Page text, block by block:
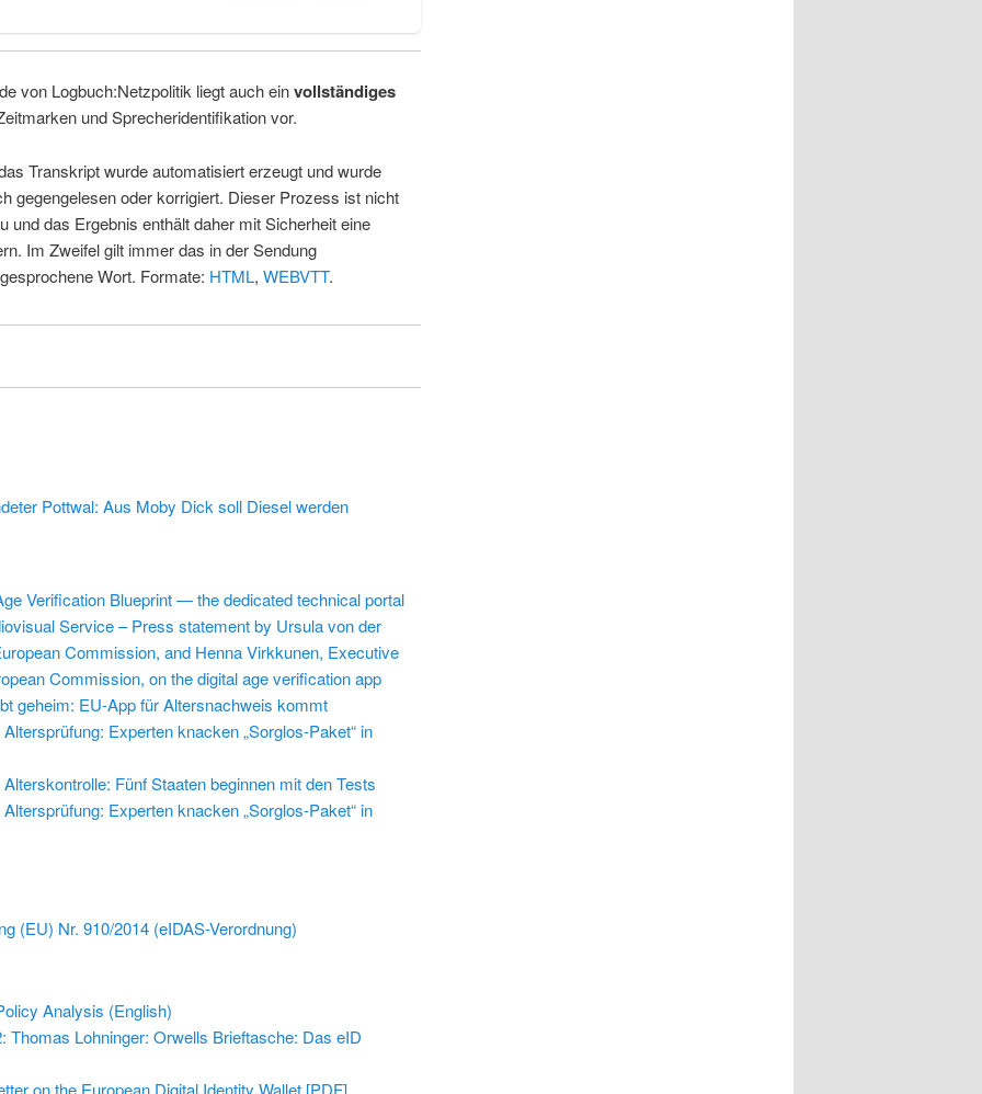
von Logbuch:Netzpolitik liegt auch einvollständiges
und Sprecheridentifikation vor.
Transkript wurde automatisiert erzeugt und wurde
gegengelesen oder korrigiert. Dieser Prozess ist nicht
und das Ergebnis enthält daher mit Sicherheit eine
Im Zweifel gilt immer das in der Sendung
Wort. Formate: HTML, WEBVTT.
Pottwal: Aus Moby Dick soll Diesel werden
Verification Blueprint — the dedicated technical portal
Service – Press statement by Ursula von der
Commission, and Henna Virkkunen, Executive
Commission, on the digital age verification app
geheim: EU-App für Altersnachweis kommt
Experten knacken „Sorglos-Paket“ in
Fünf Staaten beginnen mit den Tests
Experten knacken „Sorglos-Paket“ in
(EU) Nr. 910/2014 (eIDAS-Verordnung)
Analysis (English)
Thomas Lohninger: Orwells Brieftasche: Das eID
on the European Digital Identity Wallet [PDF]